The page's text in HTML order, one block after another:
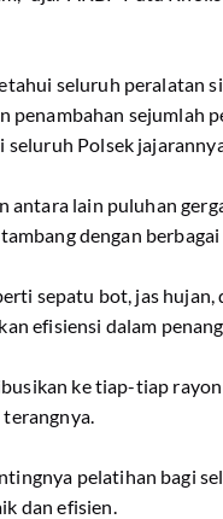
seluruh peralatan
penambahan sejumlah
seluruh Polsek
antara lain puluhan
dengan
sepatu bot, jas
efisiensi dalam
ke tiap-tiap
terangnya.
pelatihan bagi
dan efisien.